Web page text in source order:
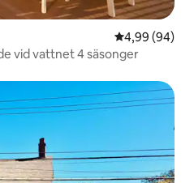
4,99 av 5 i
4,99 (94)
vid vattnet 4 säsonger